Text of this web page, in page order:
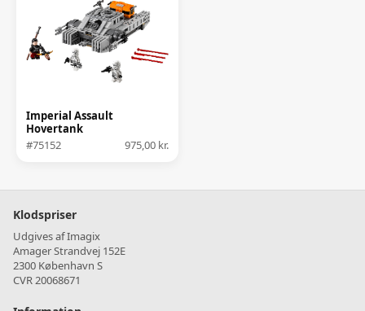
Imperial Assault
Hovertank
#75152
975,00 kr.
Klodspriser
Udgives af Imagix
Amager Strandvej 152E
2300 København S
CVR 20068671